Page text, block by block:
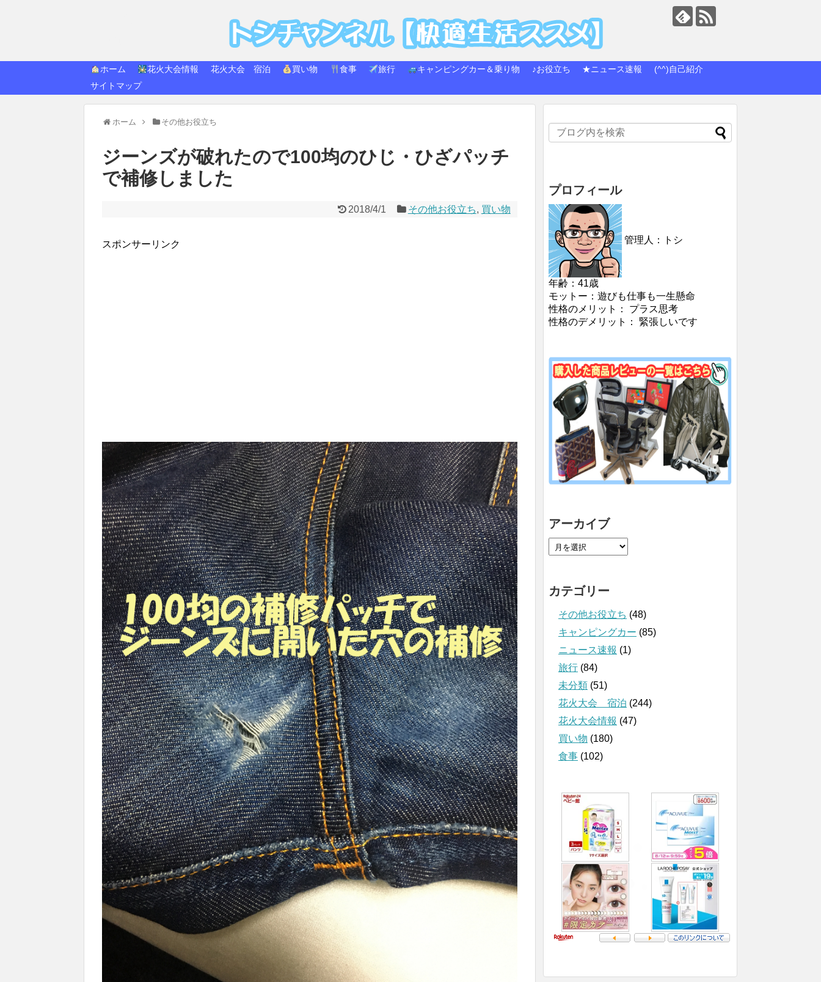
ホーム 花火大会情報 花火大会 宿泊 買い物 食事 旅行 キャンピングカー＆乗り物 ♪お役立ち ★ニュース速報
(^^)自己紹介
サイトマップ
ホーム その他お役立ち
ジーンズが破れたので100均のひじ・ひざパッチ
で補修しました
2018/4/1 その他お役立ち, 買い物
スポンサーリンク
プロフィール
管理人：トシ
年齢：41歳
モットー：遊びも仕事も一生懸命
性格のメリット： プラス思考
性格のデメリット： 緊張しいです
アーカイブ
カテゴリー
その他お役立ち (48)
キャンピングカー (85)
ニュース速報 (1)
旅行 (84)
未分類 (51)
花火大会 宿泊 (244)
花火大会情報 (47)
買い物 (180)
食事 (102)